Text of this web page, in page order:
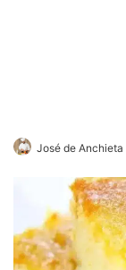
José de Anchieta